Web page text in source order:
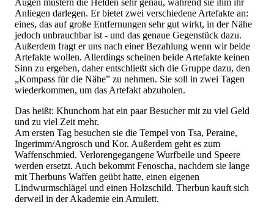
Anliegen darlegen. Er bietet zwei verschiedene Artefakte an:
eines, das auf große Entfernungen sehr gut wirkt, in der Nähe
jedoch unbrauchbar ist - und das genaue Gegenstück dazu.
Außerdem fragt er uns nach einer Bezahlung wenn wir beide
Artefakte wollen. Allerdings scheinen beide Artefakte keinen
Sinn zu ergeben, daher entschließt sich die Gruppe dazu, den
„Kompass für die Nähe” zu nehmen. Sie soll in zwei Tagen
wiederkommen, um das Artefakt abzuholen.
Das heißt: Khunchom hat ein paar Besucher mit zu viel Geld
und zu viel Zeit mehr.
Am ersten Tag besuchen sie die Tempel von Tsa, Peraine,
Ingerimm/Angrosch und Kor. Außerdem geht es zum
Waffenschmied. Verlorengegangene Wurfbeile und Speere
werden ersetzt. Auch bekommt Fenoscha, nachdem sie lange
mit Therbuns Waffen geübt hatte, einen eigenen
Lindwurmschlägel und einen Holzschild. Therbun kauft sich
derweil in der Akademie ein Amulett.